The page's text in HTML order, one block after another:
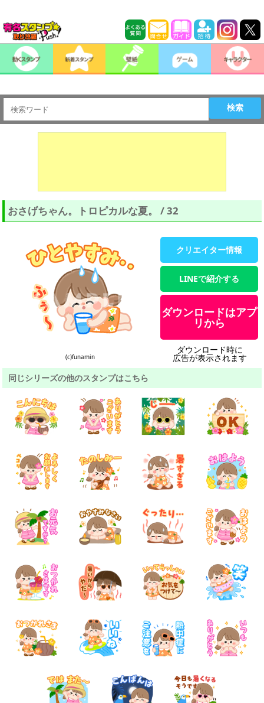
検索
おさげちゃん。トロピカルな夏。 / 32
(c)funamin
クリエイター情報
LINEで紹介する
ダウンロードはアプ
リから
ダウンロード時に
広告が表示されます
同じシリーズの他のスタンプはこちら